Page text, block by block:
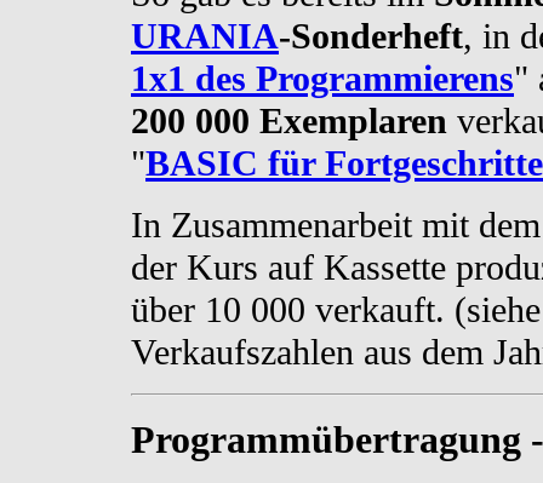
URANIA-Sonderheft, in
1x1 des Programmierens"
200 000 Exemplaren
"BASIC für
In Zusammenarbeit mit
der Kurs auf Kassette
über 10 000 verkauft.
Verkaufszahlen aus dem
Programmübertragung